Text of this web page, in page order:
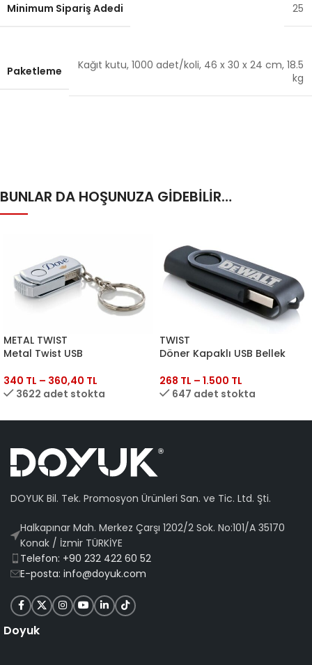
Minimum Sipariş Adedi 25
Paketleme
Kağıt kutu, 1000 adet/koli, 46 x 30 x 24 cm, 18.5
kg
BUNLAR DA HOŞUNUZA GİDEBİLİR…
METAL TWIST
Metal Twist USB
340 TL – 360,40 TL
3622 adet stokta
TWIST
Döner Kapaklı USB Bellek
268 TL – 1.500 TL
647 adet stokta
DOYUK Bil. Tek. Promosyon Ürünleri San. ve Tic. Ltd. Şti.
Halkapınar Mah. Merkez Çarşı 1202/2 Sok. No:101/A 35170
Konak / İzmir TÜRKİYE
Telefon: +90 232 422 60 52
E-posta: info@doyuk.com
Doyuk